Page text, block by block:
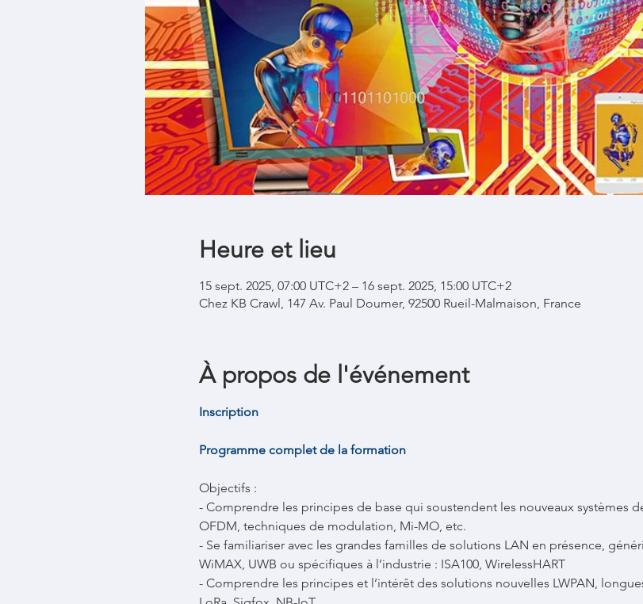
Heure et lieu
15 sept. 2025, 07:00 UTC+2 – 16 sept. 2025, 15:00 UTC+2
Chez KB Crawl, 147 Av. Paul Doumer, 92500 Rueil-Malmaison, France
À propos de l'événement
Inscription
Programme complet de la formation
Objectifs :
- Comprendre les principes de base qui soustendent les nouveaux systèmes
OFDM, techniques de modulation, Mi-MO, etc.
- Se familiariser avec les grandes familles de solutions LAN en présence,
WiMAX, UWB ou spécifiques à l’industrie : ISA100, WirelessHART
- Comprendre les principes et l’intérêt des solutions nouvelles LWPAN,